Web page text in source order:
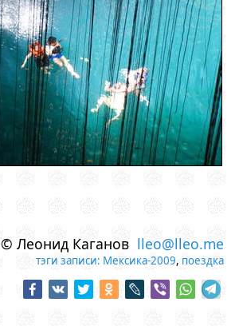
© Леонид Каганов lleo@lleo.me
тэги записи: Мексика-2009, поездка